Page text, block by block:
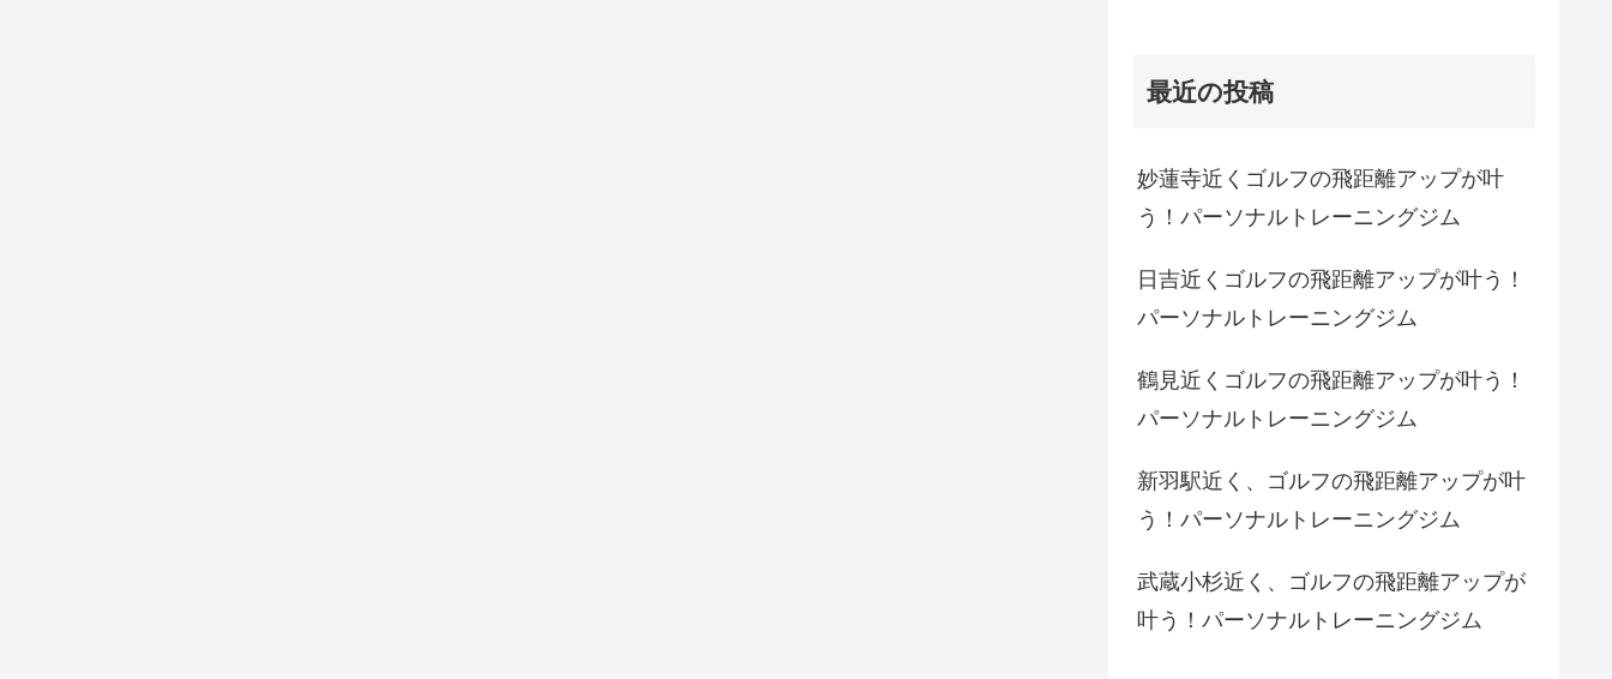
最近の投稿
妙蓮寺近くゴルフの飛距離アップが叶
う！パーソナルトレーニングジム
日吉近くゴルフの飛距離アップが叶う！
パーソナルトレーニングジム
鶴見近くゴルフの飛距離アップが叶う！
パーソナルトレーニングジム
新羽駅近く、ゴルフの飛距離アップが叶
う！パーソナルトレーニングジム
武蔵小杉近く、ゴルフの飛距離アップが
叶う！パーソナルトレーニングジム